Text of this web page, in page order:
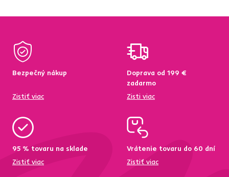
Bezpečný nákup
Zistiť viac
Doprava od 199 €
zadarmo
Zisti viac
95 % tovaru na sklade
Zistiť viac
Vrátenie tovaru do 60 dní
Zistiť viac